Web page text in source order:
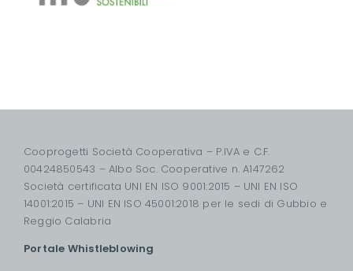
Cooprogetti Società Cooperativa – P.IVA e C.F.
00424850543 – Albo Soc. Cooperative n. A147262
Società certificata UNI EN ISO 9001:2015 – UNI EN ISO
14001:2015 – UNI EN ISO 45001:2018 per le sedi di Gubbio e
Reggio Calabria
Portale Whistleblowing